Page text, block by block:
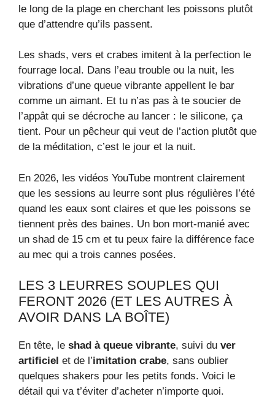
le long de la plage en cherchant les poissons plutôt
que d’attendre qu’ils passent.
Les shads, vers et crabes imitent à la perfection le
fourrage local. Dans l’eau trouble ou la nuit, les
vibrations d’une queue vibrante appellent le bar
comme un aimant. Et tu n’as pas à te soucier de
l’appât qui se décroche au lancer : le silicone, ça
tient. Pour un pêcheur qui veut de l’action plutôt que
de la méditation, c’est le jour et la nuit.
En 2026, les vidéos YouTube montrent clairement
que les sessions au leurre sont plus régulières l’été
quand les eaux sont claires et que les poissons se
tiennent près des baines. Un bon mort-manié avec
un shad de 15 cm et tu peux faire la différence face
au mec qui a trois cannes posées.
LES 3 LEURRES SOUPLES QUI
FERONT 2026 (ET LES AUTRES À
AVOIR DANS LA BOÎTE)
En tête, le shad à queue vibrante, suivi du ver
artificiel et de l’imitation crabe, sans oublier
quelques shakers pour les petits fonds. Voici le
détail qui va t’éviter d’acheter n’importe quoi.